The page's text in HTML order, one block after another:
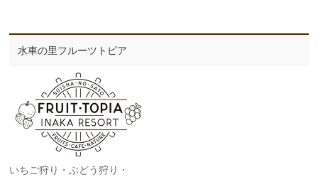
水車の里フルーツトピア
いちご狩り・ぶどう狩り・